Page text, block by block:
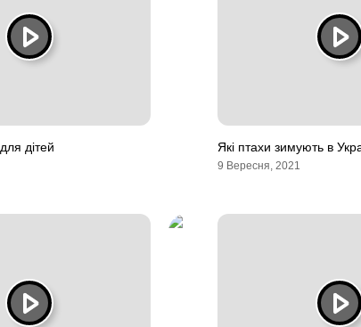
дітей Які птахи зимують в
9 Вересня, 2021